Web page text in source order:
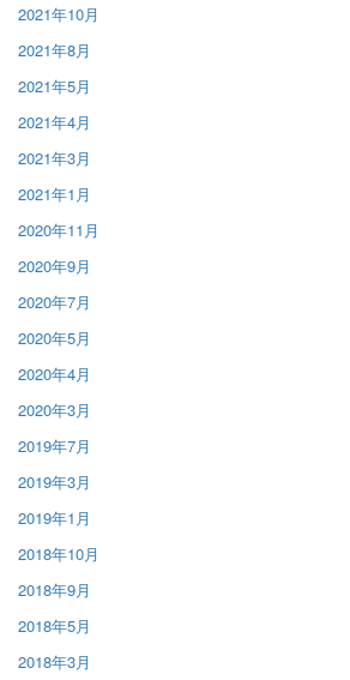
2021年10月
2021年8月
2021年5月
2021年4月
2021年3月
2021年1月
2020年11月
2020年9月
2020年7月
2020年5月
2020年4月
2020年3月
2019年7月
2019年3月
2019年1月
2018年10月
2018年9月
2018年5月
2018年3月